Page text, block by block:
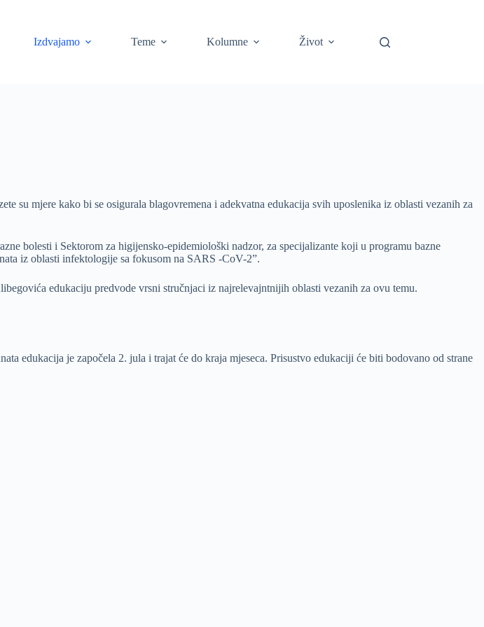
Izdvajamo Teme Kolumne Život
su mjere kako bi se osigurala blagovremena i adekvatna edukacija svih uposlenika iz oblasti vezanih za
bolesti i Sektorom za higijensko-epidemiološki nadzor, za specijalizante koji u programu bazne
iz oblasti infektologije sa fokusom na SARS -CoV-2”.
edukaciju predvode vrsni stručnjaci iz najrelevajntnijih oblasti vezanih za ovu temu.
edukacija je započela 2. jula i trajat će do kraja mjeseca. Prisustvo edukaciji će biti bodovano od strane